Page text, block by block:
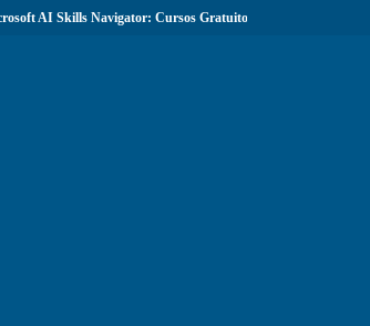
AI Skills Navigator: Cursos Gratuitos com Certificação...